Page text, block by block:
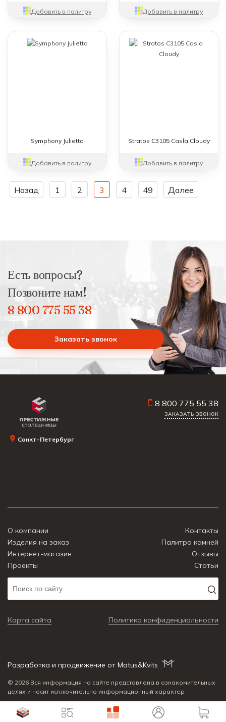
Добавить в палитру Добавить в палитру
Symphony Julietta
Добавить в палитру
Stratos C3105 Casla Cloudy
Добавить в палитру
Назад 1 2 3 4 49 Далее
Есть вопросы?
Позвоните нам!
8 800 775 55 38
Заказать звонок
Санкт-Петербург
8 800 775 55 38
ЗАКАЗАТЬ ЗВОНОК
О компании
Контакты
Изделия на заказ
Палитра камней
Интернет-магазин
Отзывы
Проекты
Статьи
Карта сайта Политика конфиденциальности
© 2026 Вся информация на сайте представлена в ознакомительных
целях и носит исключительно информационный характер
Разработка и продвижение от Matus&Kvits